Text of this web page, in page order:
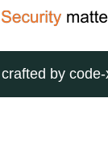
crafted by